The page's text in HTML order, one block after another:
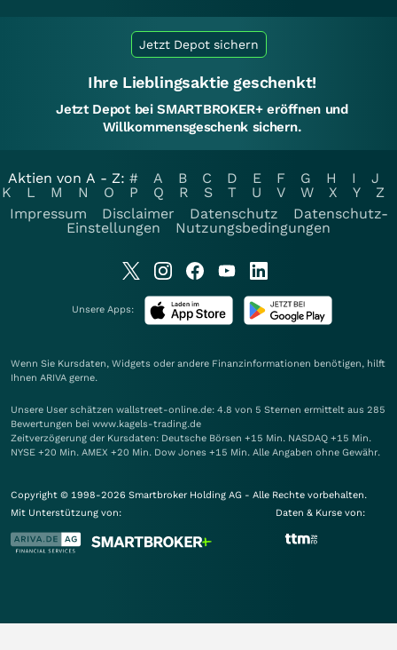
Jetzt Depot sichern
Ihre Lieblingsaktie geschenkt!
Jetzt Depot bei SMARTBROKER+ eröffnen und
Willkommensgeschenk sichern.
Aktien von A - Z: # A B C D E F G H I
J
K
L M N O P Q R S T U V W X Y
Z
Impressum
Disclaimer Datenschutz
Datenschutz-
Einstellungen
Nutzungsbedingungen
Unsere Apps:
Wenn Sie Kursdaten, Widgets oder andere Finanzinformationen benötigen, hilft
Ihnen ARIVA gerne.
Unsere User schätzen wallstreet-online.de: 4.8 von 5 Sternen ermittelt aus 285
Bewertungen bei www.kagels-trading.de
Zeitverzögerung der Kursdaten: Deutsche Börsen +15 Min. NASDAQ +15 Min.
NYSE +20 Min. AMEX +20 Min. Dow Jones +15 Min. Alle Angaben ohne Gewähr.
Copyright © 1998-2026 Smartbroker Holding AG - Alle Rechte vorbehalten.
Mit Unterstützung von:
Daten & Kurse von: